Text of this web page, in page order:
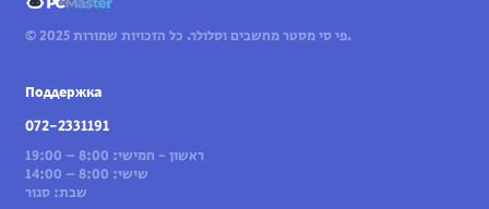
© 2025 פי סי מסטר מחשבים וסלולר. כל הזכויות שמורות.
Поддержка
072-2331191
ראשון - חמישי: 8:00 – 19:00
שישי: 8:00 – 14:00
שבת: סגור